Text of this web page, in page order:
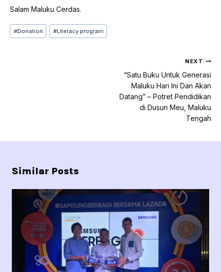
Salam Maluku Cerdas.
Post
Tags:
#Donation #Literacy program
NEXT
“Satu Buku Untuk Generasi
Maluku Hari Ini Dan Akan
Datang” – Potret Pendidikan
di Dusun Meu, Maluku
Tengah
Similar Posts